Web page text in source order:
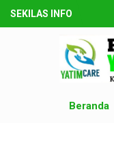
SEKILAS INFO
Beranda